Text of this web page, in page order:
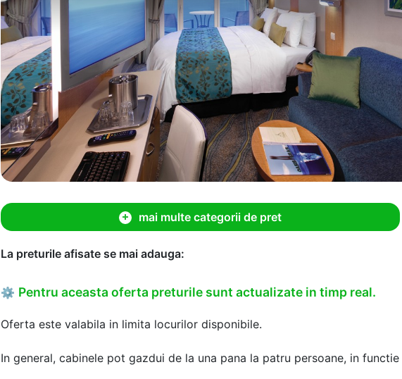
mai multe categorii de pret
La preturile afisate se mai adauga:
⚙ Pentru aceasta oferta preturile sunt actualizate in timp real.
Oferta este valabila in limita locurilor disponibile.
In general, cabinele pot gazdui de la una pana la patru persoane, in